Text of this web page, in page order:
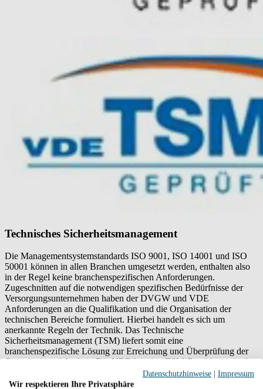
Technisches Sicherheitsmanagement
Die Managementsystemstandards ISO 9001, ISO 14001 und ISO
50001 können in allen Branchen umgesetzt werden, enthalten also
in der Regel keine branchenspezifischen Anforderungen.
Zugeschnitten auf die notwendigen spezifischen Bedürfnisse der
Versorgungsunternehmen haben der DVGW und VDE
Anforderungen an die Qualifikation und die Organisation der
technischen Bereiche formuliert. Hierbei handelt es sich um
anerkannte Regeln der Technik. Das Technische
Sicherheitsmanagement (TSM) liefert somit eine
branchenspezifische Lösung zur Erreichung und Überprüfung der
Organisationssicherheit. Die NBB hat eine TSM-Bestätigung in der
Sparte Gas seit Gründung in 2006, in der Sparte Strom seit 2017
und in der Sparte Wasser seit 2022.
Datenschutzhinweise | Impressum
Wir respektieren Ihre Privatsphäre